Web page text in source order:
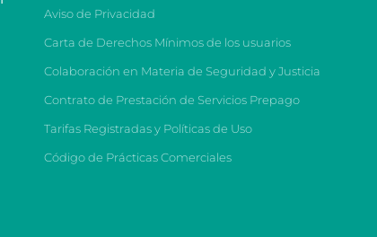
Aviso de Privacidad
Carta de Derechos Mínimos de los usuarios
Colaboración en Materia de Seguridad y Justicia
Contrato de Prestación de Servicios Prepago
Tarifas Registradas y Políticas de Uso
Código de Prácticas Comerciales